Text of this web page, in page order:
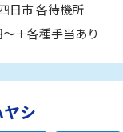
日市 各待機所
＋各種手当あり
シ